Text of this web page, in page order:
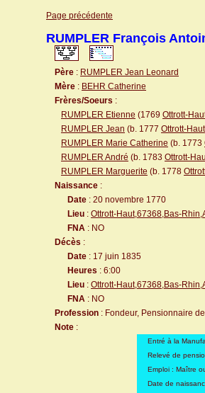
Page précédente
RUMPLER François
Père : RUMPLER Jean Leonard
Mère : BEHR Catherine
Frères/Soeurs :
RUMPLER Etienne (1769 Ottrott-
RUMPLER Jean (b. 1777 Ottrott-
RUMPLER Marie Catherine (b. 1773
RUMPLER André (b. 1783 Ottrott-
RUMPLER Marguerite (b. 1778
Naissance :
Date : 20 novembre 1770
Lieu : Ottrott-Haut,67368,Bas-
FNA : NO
Décès :
Date : 17 juin 1835
Heures : 6:00
Lieu : Ottrott-Haut,67368,Bas-
FNA : NO
Profession : Fondeur, Pensionnaire
Note :
Entré à la
Relevé de
Emploi : Maître
Date de